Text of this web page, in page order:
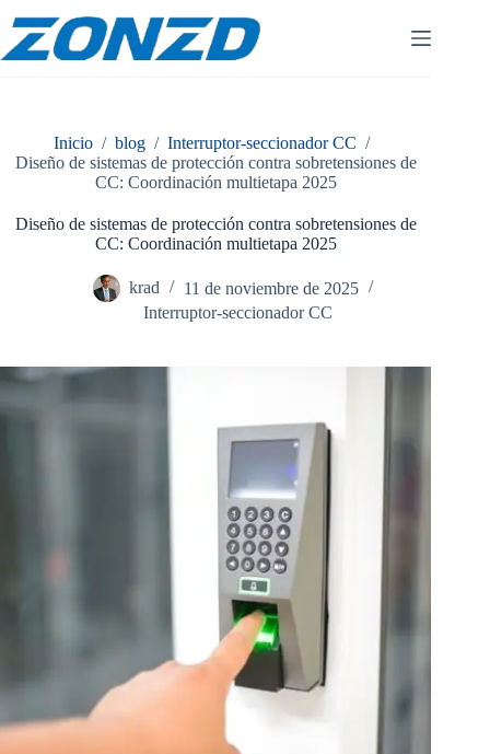
contenido
Inicio / blog / Interruptor-seccionador CC /
Diseño de sistemas de protección contra sobretensiones de
CC: Coordinación multietapa 2025
Diseño de sistemas de protección contra sobretensiones de
CC: Coordinación multietapa 2025
krad
11 de noviembre de 2025
Interruptor-seccionador CC